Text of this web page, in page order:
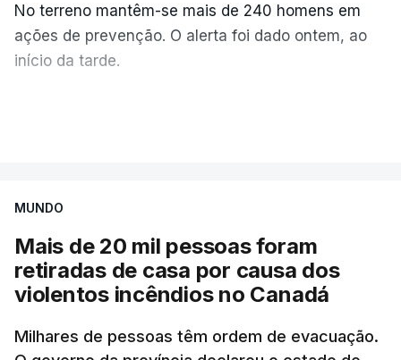
No terreno mantêm-se mais de 240 homens em
ações de prevenção. O alerta foi dado ontem, ao
início da tarde.
MUNDO
Mais de 20 mil pessoas foram
retiradas de casa por causa dos
violentos incêndios no Canadá
Milhares de pessoas têm ordem de evacuação.